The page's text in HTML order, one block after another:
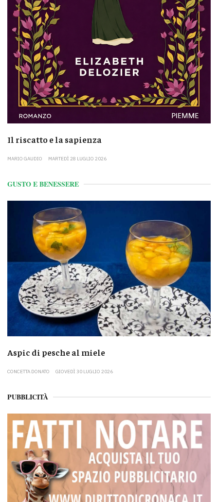
Il riscatto e la sapienza
MARIO GAUDIO MARTEDÌ 28 LUGLIO 2026
GUSTO E BENESSERE
Aspic di pesche al miele
CONCETTA DONATO GIOVEDÌ 30 LUGLIO 2026
PUBBLICITÀ